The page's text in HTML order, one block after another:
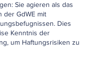
Sie agieren als das
der GdWE mit
Dies
Kenntnis der
um Haftungsrisiken zu